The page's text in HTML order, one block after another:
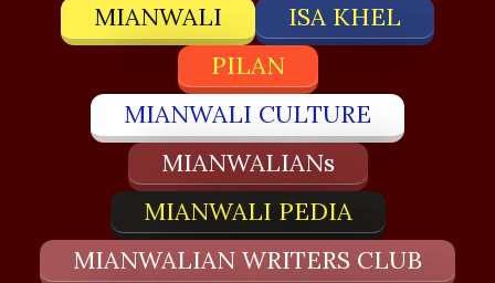
MIANWALI
ISA KHEL
PILAN
MIANWALI CULTURE
MIANWALIANs
MIANWALI PEDIA
MIANWALIAN WRITERS CLUB